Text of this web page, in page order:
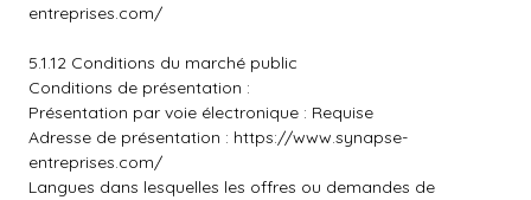
entreprises.com/
5.1.12 Conditions du marché public
Conditions de présentation :
Présentation par voie électronique : Requise
Adresse de présentation : https://www.synapse-
entreprises.com/
Langues dans lesquelles les offres ou demandes de